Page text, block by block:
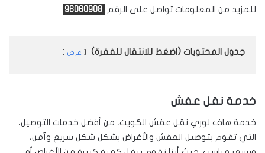
للمزيد من المعلومات تواصل على الرقم
96060908
جدول المحتويات (اضغط للانتقال للفقرة) عرض
خدمة نقل عفش
خدمة هاف لوري نقل عفش الكويت، من أفضل خدمات التوصيل،
التي تقوم بتوصيل العفش والأغراض بشكل شكل سريع وآمن،